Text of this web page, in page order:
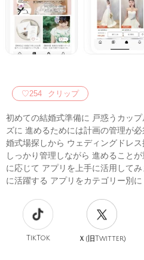
♡254 クリップ
初めての結婚式準備に 戸惑うカッ
ズに 進めるためには計画の管理が
婚式場探しから ウェディングドレ
しっかり管理しながら 進めること
に応じて アプリを上手に活用して
に活躍する アプリをカテゴリー別
TikTok Ｘ(旧Twitter)